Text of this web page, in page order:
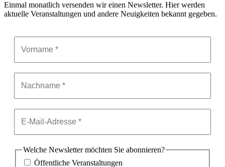
Einmal monatlich versenden wir einen Newsletter. Hier werden
aktuelle Veranstaltungen und andere Neuigkeiten bekannt gegeben.
Welche Newsletter möchten Sie abonnieren?
Öffentliche Veranstaltungen